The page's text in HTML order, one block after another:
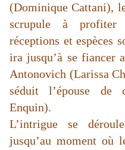
(Dominique Cattani),
scrupule à profiter
réceptions et espèces
ira jusqu’à se fiancer
Antonovich (Larissa
séduit l’épouse de
Enquin).
L’intrigue se
jusqu’au moment où